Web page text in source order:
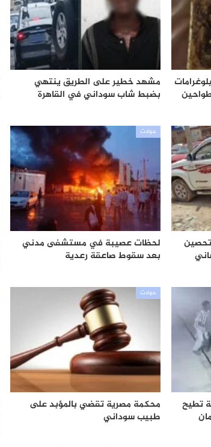
ذهب تتجاوز 5 كيلوغرامات
مشهد خطير على الطريق ينتهي
بضبط شاب سوداني في القاهرة
حوادث
لحظات عصيبة في مستشفى مدني
بعد سقوط صاعقة رعدية
تطيح
حوادث
محكمة مصرية تقضي بالمؤبد على
طبيب سوداني